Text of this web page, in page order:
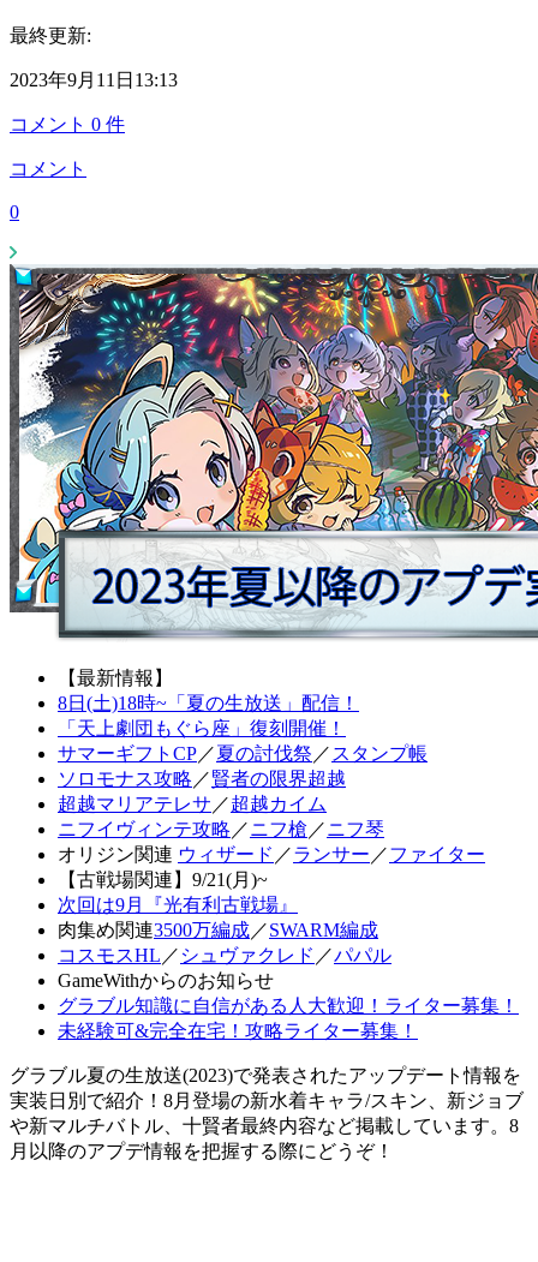
最終更新:
2023年9月11日13:13
コメント 0 件
コメント
0
【最新情報】
8日(土)18時~「夏の生放送」配信！
「天上劇団もぐら座」復刻開催！
サマーギフトCP／夏の討伐祭 ／ スタンプ帳
ソロモナス攻略 ／賢者の限界超越
超越マリアテレサ ／超越カイム
ニフイヴィンテ攻略 ／ニフ槍 ／ニフ琴
オリジン関連 ウィザード ／ランサー ／ファイター
【古戦場関連】9/21(月)~
次回は9月『光有利古戦場』
肉集め関連3500万編成／SWARM編成
コスモスHL ／ シュヴァクレド ／パパル
GameWithからのお知らせ
グラブル知識に自信がある人大歓迎！ライター募集！
未経験可&完全在宅！攻略ライター募集！
グラブル夏の生放送(2023)で発表されたアップデート情報を
実装日別で紹介！8月登場の新水着キャラ/スキン、新ジョブ
や新マルチバトル、十賢者最終内容など掲載しています。8
月以降のアプデ情報を把握する際にどうぞ！